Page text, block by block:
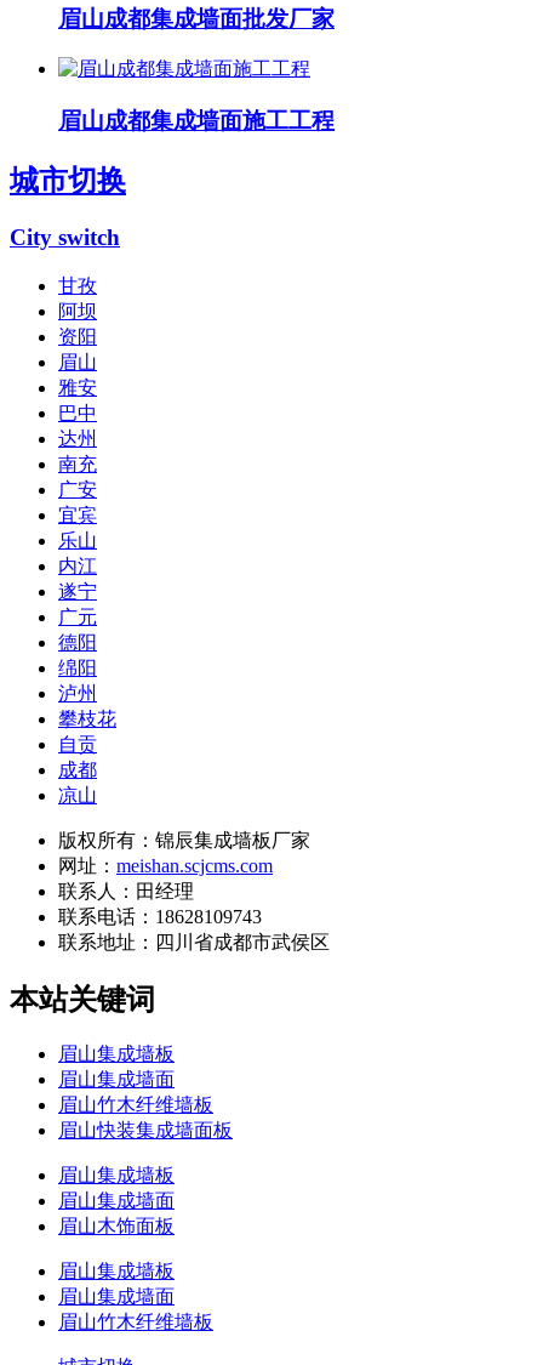
眉山成都集成墙面批发厂家
眉山成都集成墙面施工工程
城市切换
City switch
甘孜
阿坝
资阳
眉山
雅安
巴中
达州
南充
广安
宜宾
乐山
内江
遂宁
广元
德阳
绵阳
泸州
攀枝花
自贡
成都
凉山
版权所有：锦辰集成墙板厂家
网址： meishan.scjcms.com
联系人：田经理
联系电话：18628109743
联系地址： 四川省成都市武侯区
本站关键词
眉山集成墙板
眉山集成墙面
眉山竹木纤维墙板
眉山快装集成墙面板
眉山集成墙板
眉山集成墙面
眉山木饰面板
眉山集成墙板
眉山集成墙面
眉山竹木纤维墙板